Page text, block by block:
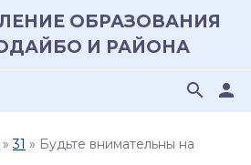
ОБРАЗОВАНИЯ
И РАЙОНА
person
search
» 31 » Будьте внимательны на